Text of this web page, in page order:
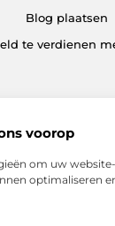
voorop
om uw
optimaliseren
Blog plaatsen
te verdienen